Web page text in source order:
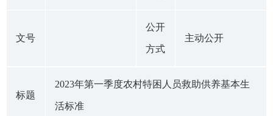
文号
公开
方式
主动公开
标题
2023年第一季度农村特困人员救助供养基本生
活标准